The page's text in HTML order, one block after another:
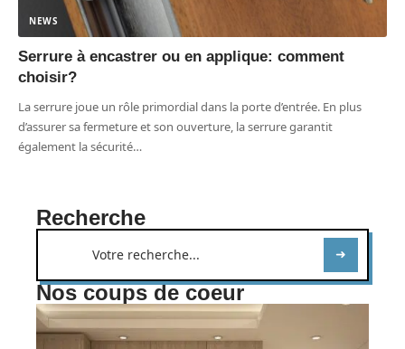
NEWS
Serrure à encastrer ou en applique: comment
choisir?
La serrure joue un rôle primordial dans la porte d’entrée. En plus
d’assurer sa fermeture et son ouverture, la serrure garantit
également la sécurité…
Recherche
Nos coups de coeur